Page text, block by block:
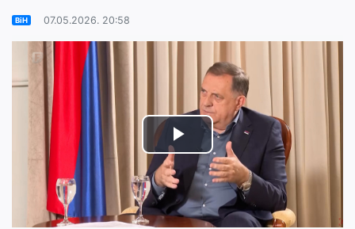
BiH 07.05.2026. 20:58
Play
Video